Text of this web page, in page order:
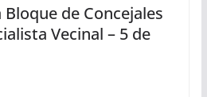
de Concejales
Vecinal – 5 de